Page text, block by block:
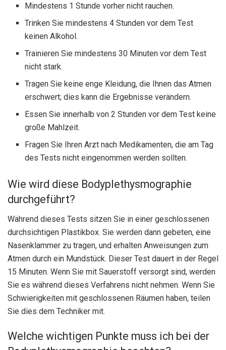
Mindestens 1 Stunde vorher nicht rauchen.
Trinken Sie mindestens 4 Stunden vor dem Test
keinen Alkohol.
Trainieren Sie mindestens 30 Minuten vor dem Test
nicht stark.
Tragen Sie keine enge Kleidung, die Ihnen das Atmen
erschwert; dies kann die Ergebnisse verändern.
Essen Sie innerhalb von 2 Stunden vor dem Test keine
große Mahlzeit.
Fragen Sie Ihren Arzt nach Medikamenten, die am Tag
des Tests nicht eingenommen werden sollten.
Wie wird diese Bodyplethysmographie
durchgeführt?
Während dieses Tests sitzen Sie in einer geschlossenen
durchsichtigen Plastikbox. Sie werden dann gebeten, eine
Nasenklammer zu tragen, und erhalten Anweisungen zum
Atmen durch ein Mundstück. Dieser Test dauert in der Regel
15 Minuten. Wenn Sie mit Sauerstoff versorgt sind, werden
Sie es während dieses Verfahrens nicht nehmen. Wenn Sie
Schwierigkeiten mit geschlossenen Räumen haben, teilen
Sie dies dem Techniker mit.
Welche wichtigen Punkte muss ich bei der